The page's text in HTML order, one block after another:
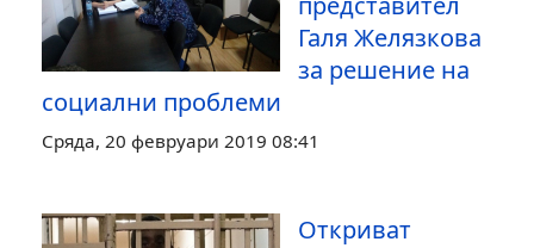
Галя Желязкова
за решение на
социални проблеми
Сряда, 20 февруари 2019 08:41
Откриват